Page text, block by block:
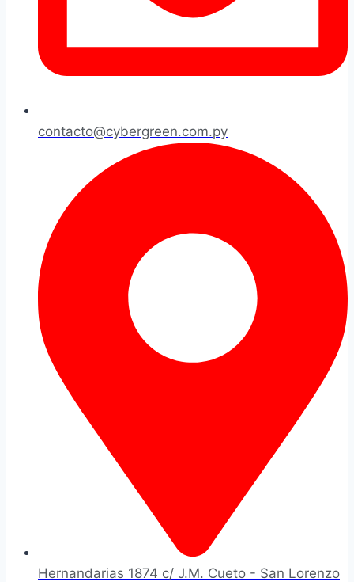
contacto@cybergreen.com.py
Hernandarias 1874 c/ J.M. Cueto - San Lorenzo